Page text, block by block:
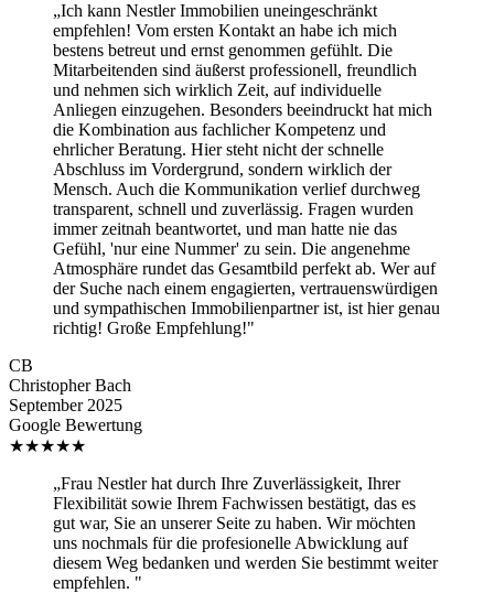
„Ich kann Nestler Immobilien uneingeschränkt
empfehlen! Vom ersten Kontakt an habe ich mich
bestens betreut und ernst genommen gefühlt. Die
Mitarbeitenden sind äußerst professionell, freundlich
und nehmen sich wirklich Zeit, auf individuelle
Anliegen einzugehen. Besonders beeindruckt hat mich
die Kombination aus fachlicher Kompetenz und
ehrlicher Beratung. Hier steht nicht der schnelle
Abschluss im Vordergrund, sondern wirklich der
Mensch. Auch die Kommunikation verlief durchweg
transparent, schnell und zuverlässig. Fragen wurden
immer zeitnah beantwortet, und man hatte nie das
Gefühl, 'nur eine Nummer' zu sein. Die angenehme
Atmosphäre rundet das Gesamtbild perfekt ab. Wer auf
der Suche nach einem engagierten, vertrauenswürdigen
und sympathischen Immobilienpartner ist, ist hier genau
richtig! Große Empfehlung!"
CB
Christopher Bach
September 2025
Google Bewertung
★★★★★
„Frau Nestler hat durch Ihre Zuverlässigkeit, Ihrer
Flexibilität sowie Ihrem Fachwissen bestätigt, das es
gut war, Sie an unserer Seite zu haben. Wir möchten
uns nochmals für die profesionelle Abwicklung auf
diesem Weg bedanken und werden Sie bestimmt weiter
empfehlen. "